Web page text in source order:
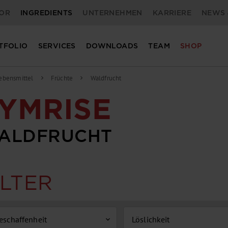
INGREDIENTS UNTERNEHMEN KARRIERE NEWS
SERVICES DOWNLOADS TEAM SHOP
chevron_right Früchte chevron_right Waldfrucht
expand_more Löslichkeit